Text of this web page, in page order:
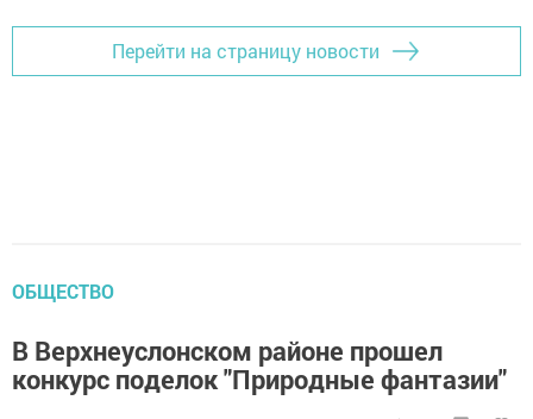
Перейти на страницу новости
ОБЩЕСТВО
В Верхнеуслонском районе прошел
конкурс поделок "Природные фантазии"